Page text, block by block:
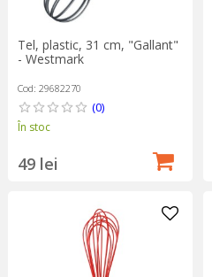
Tel, plastic, 31 cm, "Gallant"
- Westmark
Cod: 29682270
(0)
În stoc
49 lei